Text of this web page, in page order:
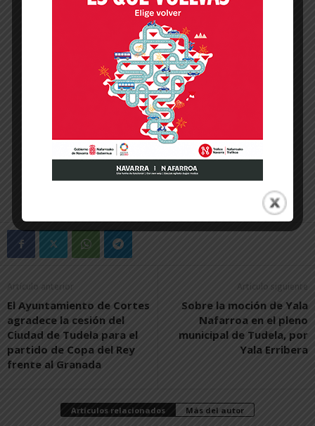
Artículo anterior
El Ayuntamiento de Cortes
agradece la cesión del
Ciudad de Tudela para el
partido de Copa del Rey
frente al Granada
Artículo siguiente
Sobre la moción de Yala
Nafarroa en el pleno
municipal de Tudela, por
Yala Erribera
Artículos relacionados Más del autor